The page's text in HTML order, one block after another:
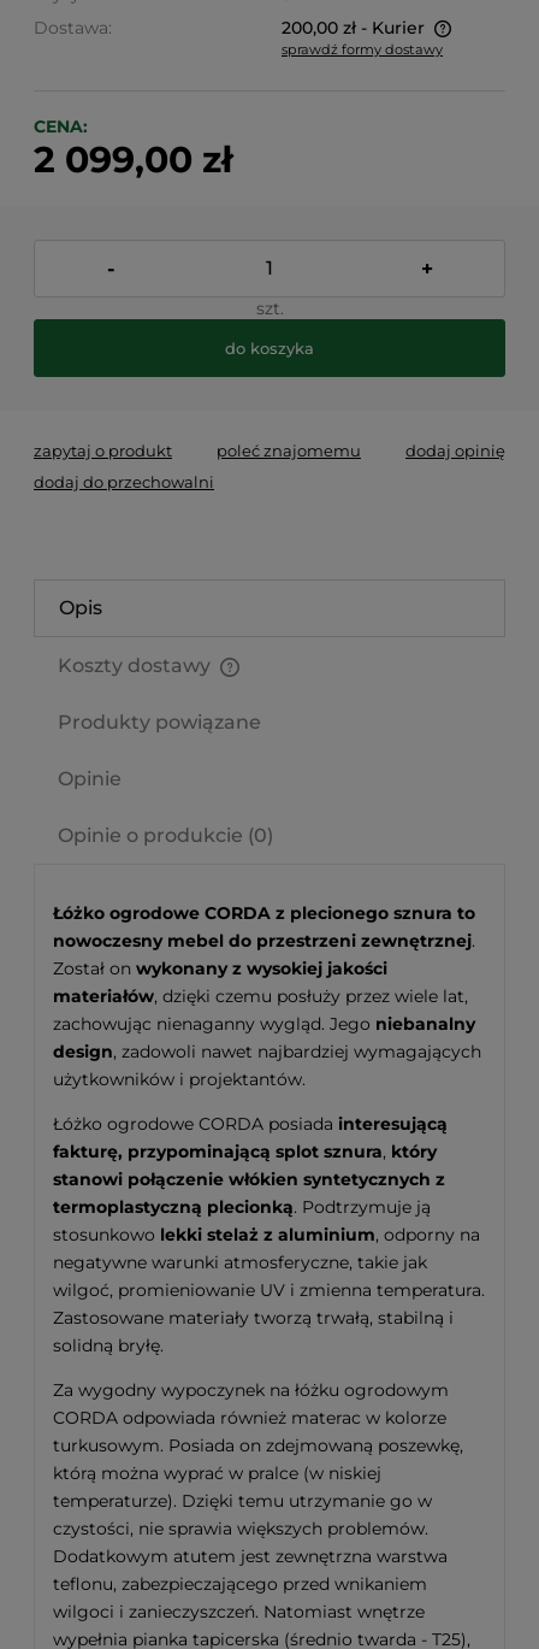
Dostawa:
200,00 zł - Kurier
Cena nie zawiera ewentualnych kosztów płatności
sprawdź formy dostawy
CENA:
2 099,00 zł
- +
szt.
do koszyka
zapytaj o produkt poleć znajomemu
dodaj opinię
dodaj do przechowalni
Opis
Koszty dostawy
Produkty powiązane
Opinie
Opinie o produkcie (0)
Łóżko ogrodowe CORDA z plecionego sznura to
nowoczesny mebel do przestrzeni zewnętrznej.
Został on wykonany z wysokiej jakości
materiałów, dzięki czemu posłuży przez wiele lat,
zachowując nienaganny wygląd. Jego niebanalny
design, zadowoli nawet najbardziej wymagających
użytkowników i projektantów.
Łóżko ogrodowe CORDA posiada interesującą
fakturę, przypominającą splot sznura, który
stanowi połączenie włókien syntetycznych z
termoplastyczną plecionką. Podtrzymuje ją
stosunkowo lekki stelaż z aluminium, odporny na
negatywne warunki atmosferyczne, takie jak
wilgoć, promieniowanie UV i zmienna temperatura.
Zastosowane materiały tworzą trwałą, stabilną i
solidną bryłę.
Za wygodny wypoczynek na łóżku ogrodowym
CORDA odpowiada również materac w kolorze
turkusowym. Posiada on zdejmowaną poszewkę,
którą można wyprać w pralce (w niskiej
temperaturze). Dzięki temu utrzymanie go w
czystości, nie sprawia większych problemów.
Dodatkowym atutem jest zewnętrzna warstwa
teflonu, zabezpieczającego przed wnikaniem
wilgoci i zanieczyszczeń. Natomiast wnętrze
wypełnia pianka tapicerska (średnio twarda - T25),